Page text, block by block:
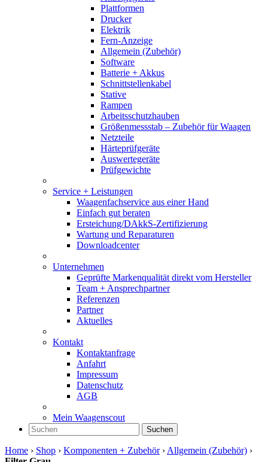
Plattformen
Drucker
Elektrik
Fern-Anzeige
Allgemein (Zubehör)
Software
Batterie + Akkus
Schnittstellenkabel
Stative
Rampen
Arbeitsschutzhauben
Größenmessstab – Zubehör für Waagen
Netzteile
Härteprüfgeräte
Auswertegeräte
Prüfgewichte
Service + Leistungen
Waagenfachservice aus einer Hand
Einfach gut beraten
Ersteichung/DAkkS-Zertifizierung
Wartung und Reparaturen
Downloadcenter
Unternehmen
Geprüfte Markenqualität direkt vom Hersteller
Team + Ansprechpartner
Referenzen
Partner
Aktuelles
Kontakt
Kontaktanfrage
Anfahrt
Impressum
Datenschutz
AGB
Mein Waagenscout
Suchen
Home › Shop › Komponenten + Zubehör› Allgemein (Zubehör) ›